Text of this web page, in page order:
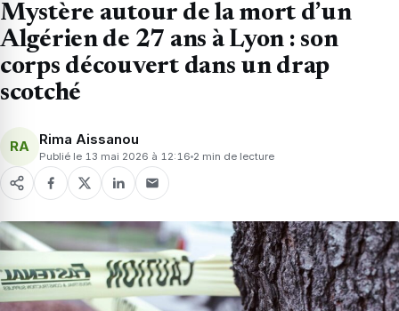
Mystère autour de la mort d’un
Algérien de 27 ans à Lyon : son
corps découvert dans un drap
scotché
RA Rima Aissanou
Publié le 13 mai 2026 à 12:16 2 min de lecture